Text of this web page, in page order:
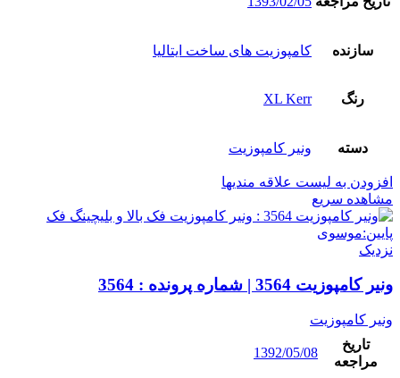
سازنده کامپوزیت های ساخت ایتالیا
رنگ XL Kerr
دسته ونیر کامپوزیت
افزودن به لیست علاقه مندیها
مشاهده سریع
نزدیک
ونیر کامپوزیت 3564 | شماره پرونده : 3564
ونیر کامپوزیت
تاریخ
مراجعه
1392/05/08